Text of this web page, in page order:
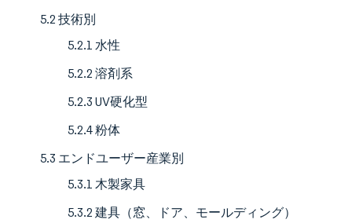
5.2 技術別
5.2.1 水性
5.2.2 溶剤系
5.2.3 UV硬化型
5.2.4 粉体
5.3 エンドユーザー産業別
5.3.1 木製家具
5.3.2 建具（窓、ドア、モールディング）